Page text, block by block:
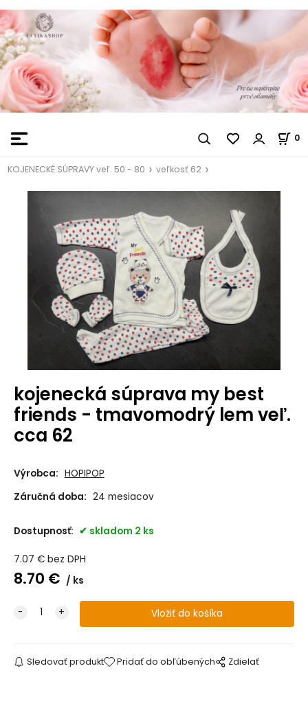
0
KOJENECKÉ SÚPRAVY veľ. 50 - 80 veľkosť 62
kojenecká súprava my best
friends - tmavomodrý lem veľ.
cca 62
Výrobca: HOPIPOP
Záručná doba: 24 mesiacov
Dostupnosť: skladom 2 ks
7.07 € bez DPH
8.70 € ks
Sledovať produkt Pridať do obľúbených Zdielať